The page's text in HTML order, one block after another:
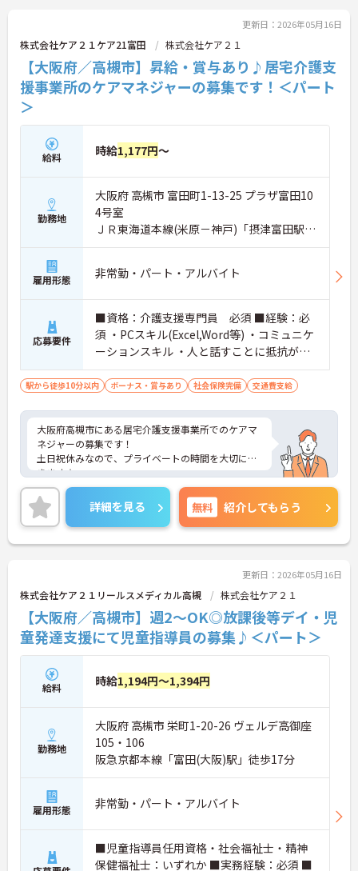
更新日：2026年05月16日
株式会社ケア２１ケア21富田 株式会社ケア２１
【大阪府／高槻市】昇給・賞与あり♪居宅介護支
援事業所のケアマネジャーの募集です！＜パート
＞
給料 時給1,177円～
勤務地
大阪府 高槻市 富田町1-13-25 プラザ富田10
4号室
ＪＲ東海道本線(米原－神戸)「摂津富田駅」
徒歩2分
雇用形態 非常勤・パート・アルバイト
応募要件
■資格：介護支援専門員 必須 ■経験：必
須 ・PCスキル(Excel,Word等) ・コミュニケ
ーションスキル ・人と話すことに抵抗がな
い方 上記の方歓迎
駅から徒歩10分以内 ボーナス・賞与あり 社会保険完備 交通費支給
大阪府高槻市にある居宅介護支援事業所でのケアマ
ネジャーの募集です！
土日祝休みなので、プライベートの時間を大切にで
きます☆
昇給・勤続賞与あり♪ 頑張りがしっかり反映され
ます！
ご興味のある方には、面接対策ポイントなど、さら
に詳細をお話しいたしますのでお気軽にご相談くだ
さい！
詳細を見る 無料 紹介してもらう
更新日：2026年05月16日
株式会社ケア２１リールスメディカル高槻 株式会社ケア２１
【大阪府／高槻市】週2～OK◎放課後等デイ・児
童発達支援にて児童指導員の募集♪＜パート＞
給料 時給1,194円～1,394円
勤務地
大阪府 高槻市 栄町1-20-26 ヴェルデ高御座
105・106
阪急京都本線「富田(大阪)駅」徒歩17分
雇用形態 非常勤・パート・アルバイト
■児童指導員任用資格・社会福祉士・精神
保健福祉士：いずれか ■実務経験：必須 ■